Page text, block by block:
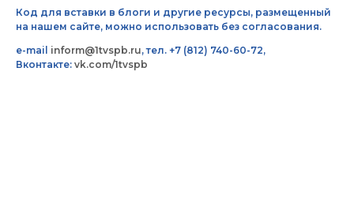
Код для вставки в блоги и другие ресурсы, размещенный
на нашем сайте, можно использовать без согласования.
e-mail inform@1tvspb.ru, тел. +7 (812) 740-60-72,
Вконтакте: vk.com/1tvspb